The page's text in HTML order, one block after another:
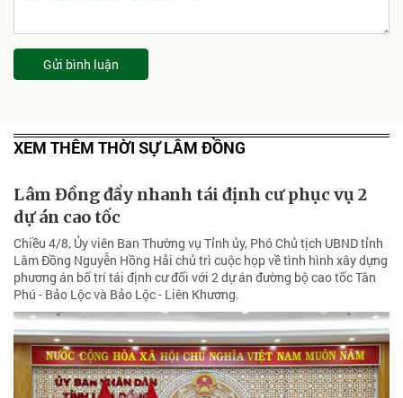
Gửi bình luận
XEM THÊM THỜI SỰ LÂM ĐỒNG
Lâm Đồng đẩy nhanh tái định cư phục vụ 2
dự án cao tốc
Chiều 4/8, Ủy viên Ban Thường vụ Tỉnh ủy, Phó Chủ tịch UBND tỉnh
Lâm Đồng Nguyễn Hồng Hải chủ trì cuộc họp về tình hình xây dựng
phương án bố trí tái định cư đối với 2 dự án đường bộ cao tốc Tân
Phú - Bảo Lộc và Bảo Lộc - Liên Khương.